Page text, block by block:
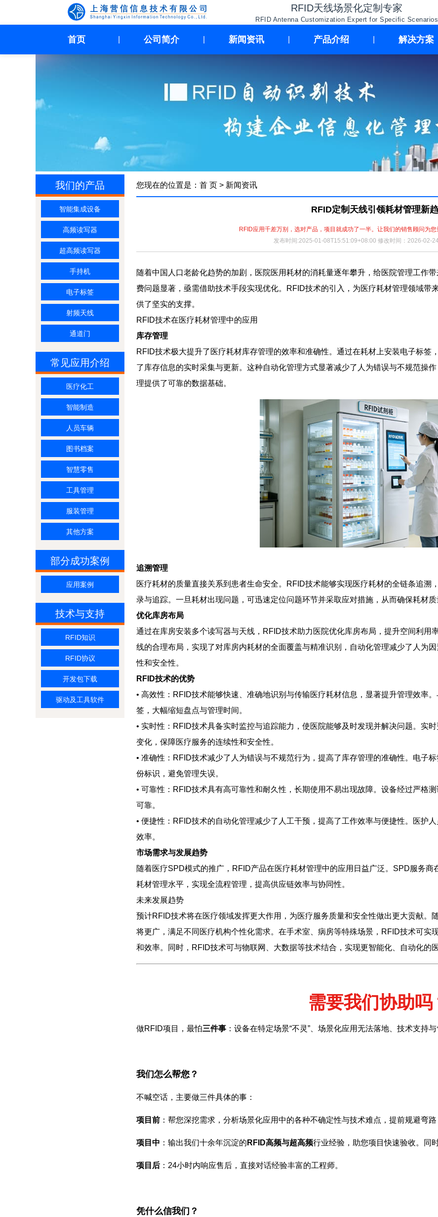
RFID天线场景化定制专家
RFID Antenna Customization Expert for Specific Scenarios
首页 公司简介 新闻资讯 产品介绍 解决方案
我们的产品
智能集成设备
高频读写器
超高频读写器
手持机
电子标签
射频天线
通道门
常见应用介绍
医疗化工
智能制造
人员车辆
图书档案
智慧零售
工具管理
服装管理
其他方案
部分成功案例
应用案例
技术与支持
RFID知识
RFID协议
开发包下载
驱动及工具软件
您现在的位置是： 首 页 > 新闻资讯
RFID定制天线引领耗材管理新
RFID应用千差万别，选对产品，项目就成功了一半。让我们的销售顾问为您
发布时间:2025-01-08T15:51:09+08:00 修改时间：2026-02-
随着中国人口老龄化趋势的加剧，医院医用耗材的消耗量逐年攀升，给医院管理工作
费问题显著，亟需借助技术手段实现优化。RFID技术的引入，为医疗耗材管理领域带
供了坚实的支撑。
RFID技术在医疗耗材管理中的应用
库存管理
RFID技术极大提升了医疗耗材库存管理的效率和准确性。通过在耗材上安装电子标
了库存信息的实时采集与更新。这种自动化管理方式显著减少了人为错误与不规范操
理提供了可靠的数据基础。
追溯管理
医疗耗材的质量直接关系到患者生命安全。RFID技术能够实现医疗耗材的全链条追溯
录与追踪。一旦耗材出现问题，可迅速定位问题环节并采取应对措施，从而确保耗材质
优化库房布局
通过在库房安装多个读写器与天线，RFID技术助力医院优化库房布局，提升空间利用
线的合理布局，实现了对库房内耗材的全面覆盖与精准识别，自动化管理减少了人为
性和安全性。
RFID技术的优势
• 高效性：RFID技术能够快速、准确地识别与传输医疗耗材信息，显著提升管理效率
签，大幅缩短盘点与管理时间。
• 实时性：RFID技术具备实时监控与追踪能力，使医院能够及时发现并解决问题。实
变化，保障医疗服务的连续性和安全性。
• 准确性：RFID技术减少了人为错误与不规范行为，提高了库存管理的准确性。电子
份标识，避免管理失误。
• 可靠性：RFID技术具有高可靠性和耐久性，长期使用不易出现故障。设备经过严格
可靠。
• 便捷性：RFID技术的自动化管理减少了人工干预，提高了工作效率与便捷性。医护
效率。
市场需求与发展趋势
随着医疗SPD模式的推广，RFID产品在医疗耗材管理中的应用日益广泛。SPD服务
耗材管理水平，实现全流程管理，提高供应链效率与协同性。
未来发展趋势
预计RFID技术将在医疗领域发挥更大作用，为医疗服务质量和安全性做出更大贡献。
将更广，满足不同医疗机构个性化需求。在手术室、病房等特殊场景，RFID技术可实
和效率。同时，RFID技术可与物联网、大数据等技术结合，实现更智能化、自动化的
需要我们协助吗
做RFID项目，最怕三件事 ：设备在特定场景“不灵”、场景化应用无法落地、技术支持
我们怎么帮您？
不喊空话，主要做三件具体的事：
项目前 ：帮您深挖需求，分析场景化应用中的各种不确定性与技术难点，提前规避弯
项目中 ：输出我们十余年沉淀的 RFID高频与超高频行业经验，助您项目快速验收。同
项目后 ：24小时内响应售后，直接对话经验丰富的工程师。
凭什么信我们？